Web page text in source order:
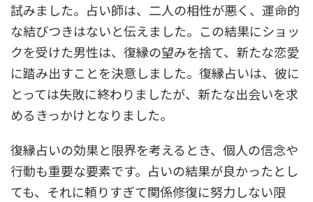
試みました。占い師は、二人の相性が悪く、運命的
な結びつきはないと伝えました。この結果にショッ
クを受けた男性は、復縁の望みを捨て、新たな恋愛
に踏み出すことを決意しました。復縁占いは、彼に
とっては失敗に終わりましたが、新たな出会いを求
めるきっかけとなりました。
復縁占いの効果と限界を考えるとき、個人の信念や
行動も重要な要素です。占いの結果が良かったとし
ても、それに頼りすぎて関係修復に努力しない限